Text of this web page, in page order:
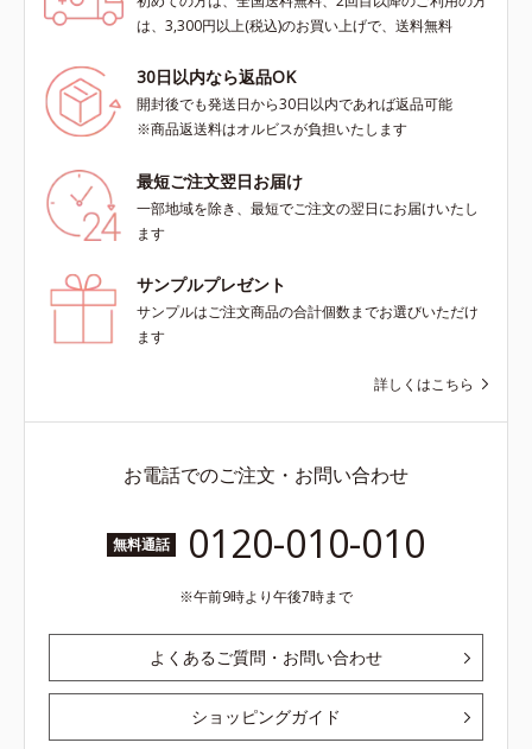
は、3,300円以上(税込)のお買い上げで、送料無料
30日以内なら返品OK
開封後でも発送日から30日以内であれば返品可能
※商品返送料はオルビスが負担いたします
最短ご注文翌日お届け
一部地域を除き、最短でご注文の翌日にお届けいたし
ます
サンプルプレゼント
サンプルはご注文商品の合計個数までお選びいただけ
ます
詳しくはこちら
お電話でのご注文・お問い合わせ
無料通話 0120-010-010
午前9時より午後7時まで
よくあるご質問・お問い合わせ
ショッピングガイド